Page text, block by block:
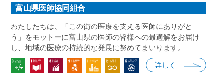
富山県医師協同組合
わたしたちは、「この街の医療を支える医師にありがと
う」をモットーに富山県の医師の皆様への最適解をお届け
し、地域の医療の持続的な発展に努めてまいります。
詳しく